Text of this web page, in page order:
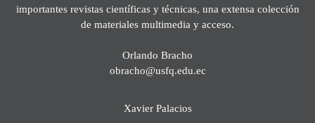
importantes revistas científicas y técnicas, una extensa colección
de materiales multimedia y acceso.
Orlando Bracho
obracho@usfq.edu.ec
Xavier Palacios